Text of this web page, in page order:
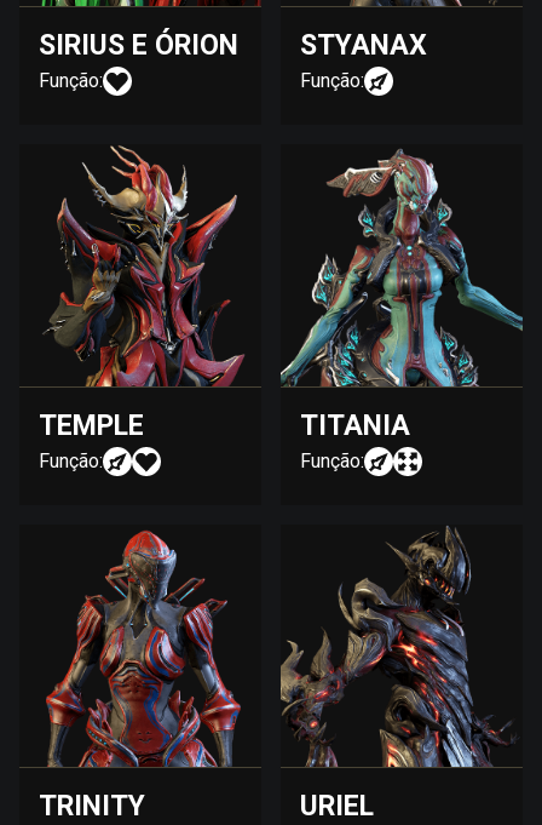
SIRIUS E ÓRION
Função:
STYANAX
Função:
TEMPLE
Função:
TITANIA
Função:
TRINITY URIEL